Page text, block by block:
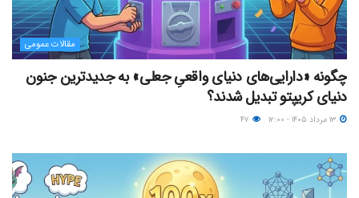
مقالات عمومی
چگونه «دارایی‌های دنیای واقعیِ جعلی» به جدیدترین جنون
دنیای کریپتو تبدیل شدند؟